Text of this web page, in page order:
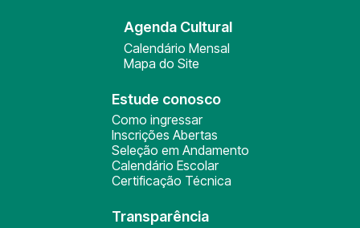
Agenda Cultural
Calendário Mensal
Mapa do Site
Estude conosco
Como ingressar
Inscrições Abertas
Seleção em Andamento
Calendário Escolar
Certificação Técnica
Transparência